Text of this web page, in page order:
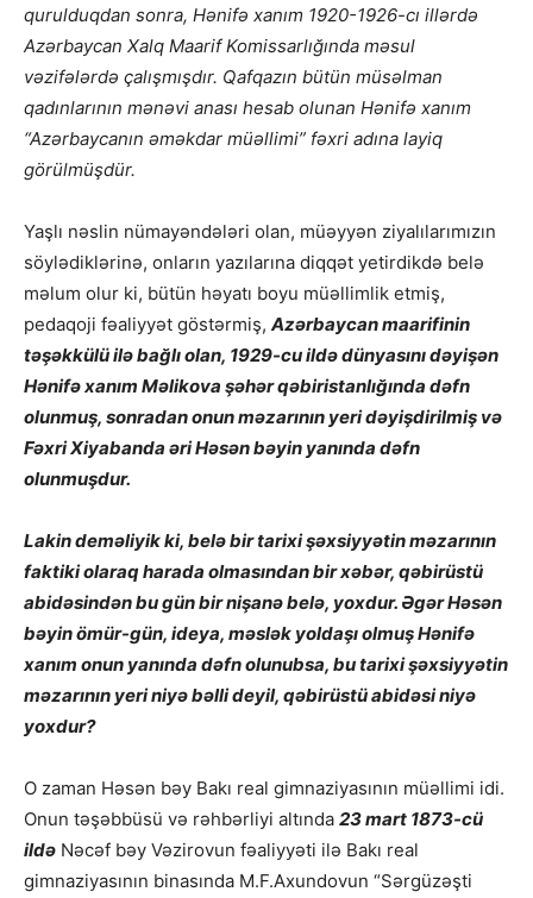
qurulduqdan sonra, Hənifə xanım 1920-1926-cı illərdə
Azərbaycan Xalq Maarif Komissarlığında məsul
vəzifələrdə çalışmışdır. Qafqazın bütün müsəlman
qadınlarının mənəvi anası hesab olunan Hənifə xanım
“Azərbaycanın əməkdar müəllimi” fəxri adına layiq
görülmüşdür.
Yaşlı nəslin nümayəndələri olan, müəyyən ziyalılarımızın
söylədiklərinə, onların yazılarına diqqət yetirdikdə belə
məlum olur ki, bütün həyatı boyu müəllimlik etmiş,
pedaqoji fəaliyyət göstərmiş, Azərbaycan maarifinin
təşəkkülü ilə bağlı olan, 1929-cu ildə dünyasını dəyişən
Hənifə xanım Məlikova şəhər qəbiristanlığında dəfn
olunmuş, sonradan onun məzarının yeri dəyişdirilmiş və
Fəxri Xiyabanda əri Həsən bəyin yanında dəfn
olunmuşdur.
Lakin deməliyik ki, belə bir tarixi şəxsiyyətin məzarının
faktiki olaraq harada olmasından bir xəbər, qəbirüstü
abidəsindən bu gün bir nişanə belə, yoxdur. Əgər Həsən
bəyin ömür-gün, ideya, məslək yoldaşı olmuş Hənifə
xanım onun yanında dəfn olunubsa, bu tarixi şəxsiyyətin
məzarının yeri niyə bəlli deyil, qəbirüstü abidəsi niyə
yoxdur?
O zaman Həsən bəy Bakı real gimnaziyasının müəllimi idi.
Onun təşəbbüsü və rəhbərliyi altında 23 mart 1873-cü
ildə Nəcəf bəy Vəzirovun fəaliyyəti ilə Bakı real
gimnaziyasının binasında M.F.Axundovun “Sərgüzəşti